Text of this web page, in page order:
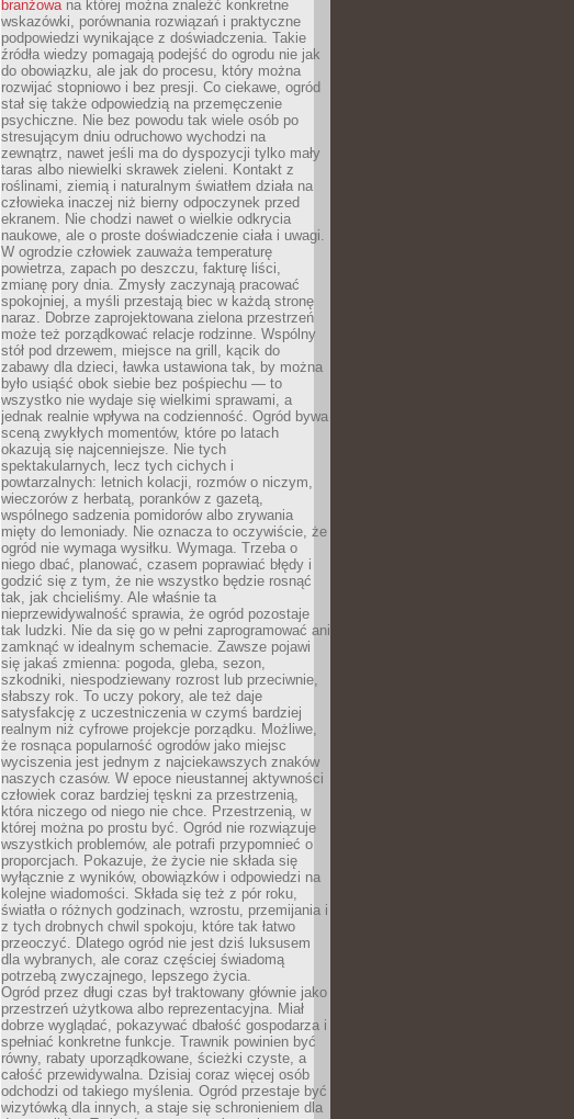
branżowana której można znaleźć konkretne
wskazówki, porównania rozwiązań i praktyczne
podpowiedzi wynikające z doświadczenia. Takie
źródła wiedzy pomagają podejść do ogrodu nie jak
do obowiązku, ale jak do procesu, który można
rozwijać stopniowo i bez presji. Co ciekawe, ogród
stał się także odpowiedzią na przemęczenie
psychiczne. Nie bez powodu tak wiele osób po
stresującym dniu odruchowo wychodzi na
zewnątrz, nawet jeśli ma do dyspozycji tylko mały
taras albo niewielki skrawek zieleni. Kontakt z
roślinami, ziemią i naturalnym światłem działa na
człowieka inaczej niż bierny odpoczynek przed
ekranem. Nie chodzi nawet o wielkie odkrycia
naukowe, ale o proste doświadczenie ciała i uwagi.
W ogrodzie człowiek zauważa temperaturę
powietrza, zapach po deszczu, fakturę liści,
zmianę pory dnia. Zmysły zaczynają pracować
spokojniej, a myśli przestają biec w każdą stronę
naraz. Dobrze zaprojektowana zielona przestrzeń
może też porządkować relacje rodzinne. Wspólny
stół pod drzewem, miejsce na grill, kącik do
zabawy dla dzieci, ławka ustawiona tak, by można
było usiąść obok siebie bez pośpiechu — to
wszystko nie wydaje się wielkimi sprawami, a
jednak realnie wpływa na codzienność. Ogród bywa
sceną zwykłych momentów, które po latach
okazują się najcenniejsze. Nie tych
spektakularnych, lecz tych cichych i
powtarzalnych: letnich kolacji, rozmów o niczym,
wieczorów z herbatą, poranków z gazetą,
wspólnego sadzenia pomidorów albo zrywania
mięty do lemoniady. Nie oznacza to oczywiście, że
ogród nie wymaga wysiłku. Wymaga. Trzeba o
niego dbać, planować, czasem poprawiać błędy i
godzić się z tym, że nie wszystko będzie rosnąć
tak, jak chcieliśmy. Ale właśnie ta
nieprzewidywalność sprawia, że ogród pozostaje
tak ludzki. Nie da się go w pełni zaprogramować ani
zamknąć w idealnym schemacie. Zawsze pojawi
się jakaś zmienna: pogoda, gleba, sezon,
szkodniki, niespodziewany rozrost lub przeciwnie,
słabszy rok. To uczy pokory, ale też daje
satysfakcję z uczestniczenia w czymś bardziej
realnym niż cyfrowe projekcje porządku. Możliwe,
że rosnąca popularność ogrodów jako miejsc
wyciszenia jest jednym z najciekawszych znaków
naszych czasów. W epoce nieustannej aktywności
człowiek coraz bardziej tęskni za przestrzenią,
która niczego od niego nie chce. Przestrzenią, w
której można po prostu być. Ogród nie rozwiązuje
wszystkich problemów, ale potrafi przypomnieć o
proporcjach. Pokazuje, że życie nie składa się
wyłącznie z wyników, obowiązków i odpowiedzi na
kolejne wiadomości. Składa się też z pór roku,
światła o różnych godzinach, wzrostu, przemijania i
z tych drobnych chwil spokoju, które tak łatwo
przeoczyć. Dlatego ogród nie jest dziś luksusem
dla wybranych, ale coraz częściej świadomą
potrzebą zwyczajnego, lepszego życia.
Ogród przez długi czas był traktowany głównie jako
przestrzeń użytkowa albo reprezentacyjna. Miał
dobrze wyglądać, pokazywać dbałość gospodarza i
spełniać konkretne funkcje. Trawnik powinien być
równy, rabaty uporządkowane, ścieżki czyste, a
całość przewidywalna. Dzisiaj coraz więcej osób
odchodzi od takiego myślenia. Ogród przestaje być
wizytówką dla innych, a staje się schronieniem dla